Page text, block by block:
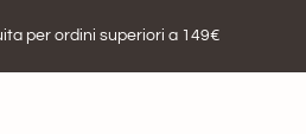
per ordini superiori a 149€